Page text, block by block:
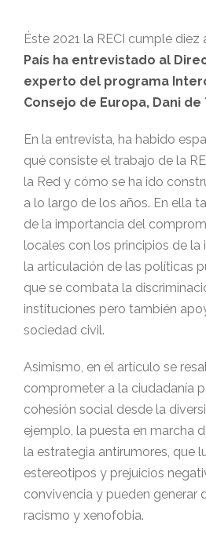
Éste 2021 la RECI cumple diez
País ha entrevistado al
experto del programa
Consejo de Europa, Dani de
En la entrevista, ha habido
qué consiste el trabajo de la
la Red y cómo se ha ido
a lo largo de los años. En ella
de la importancia del
locales con los principios de la
la articulación de las políticas
que se combata la
instituciones pero también
sociedad civil.
Asimismo, en el artículo se
comprometer a la ciudadanía
cohesión social desde la
ejemplo, la puesta en marcha
la estrategia antirumores, que
estereotipos y prejuicios
convivencia y pueden generar
racismo y xenofobia.